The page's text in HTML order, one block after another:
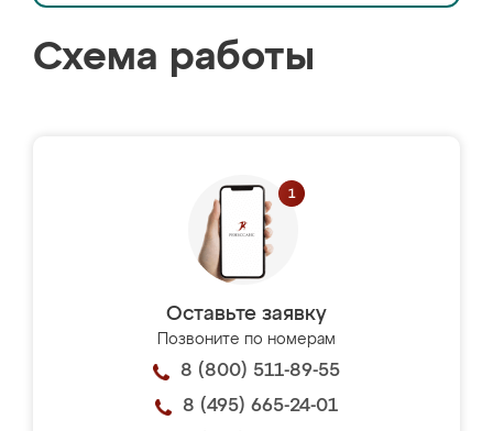
Схема работы
Оставьте заявку
Позвоните по номерам
8 (800) 511-89-55
8 (495) 665-24-01